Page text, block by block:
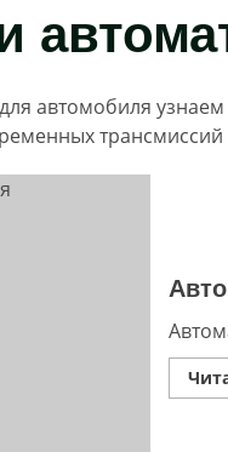
автомобиля
трансмиссий